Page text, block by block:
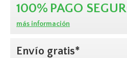
100% PAGO
más información
Envío gratis*